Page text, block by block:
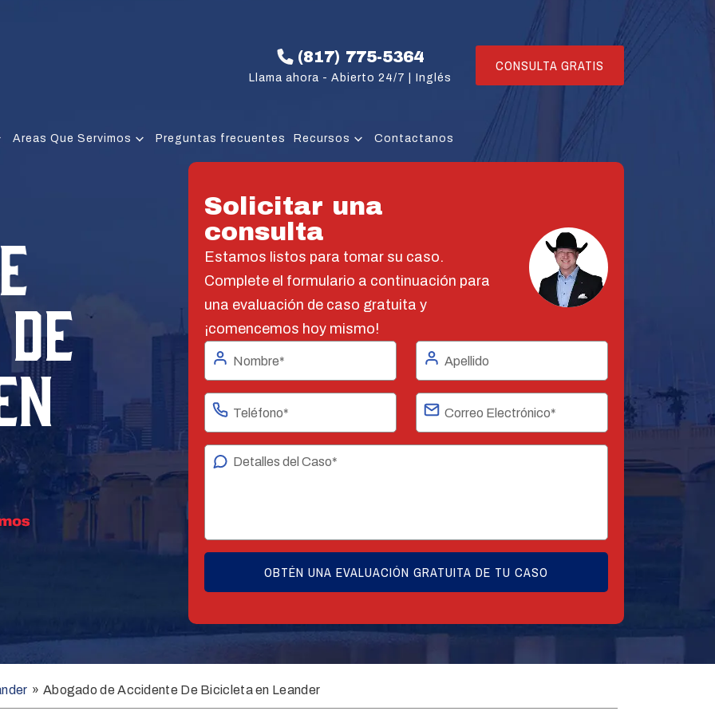
(817) 775-5364
Llama ahora - Abierto 24/7 | Inglés
CONSULTA GRATIS
Areas Que Servimos Preguntas frecuentes Recursos Contactanos
Solicitar una
consulta
Estamos listos para tomar su caso.
Complete el formulario a continuación para
una evaluación de caso gratuita y
¡comencemos hoy mismo!
» Abogado de Accidente De Bicicleta en Leander